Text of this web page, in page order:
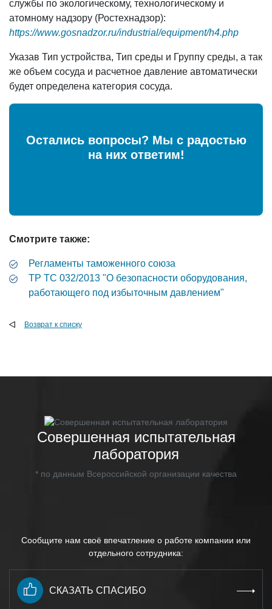
службы по экологическому, технологическому и
атомному надзору (Ростехнадзор):
https://www.gosnadzor.ru/industrial/equipment/h4.php
Указав Тип устройства, Тип среды и Группу среды, а так
же объем сосуда и расчетное давление автоматически
будет определена категория сосуда.
Остались вопросы? Мы с радостью
на них ответим!
Смотрите также:
Регламенты таможенного союза
ТР ТС 032/2013 "О безопасности оборудования,
работающего под избыточным давлением"
Возврат к списку
Совершенная испытательная
лаборатория
* по данным Всероссийской организации качества
Сообщите нам своё впечатление о работе компании или
отдельного сотрудника:
СКАЗАТЬ СПАСИБО